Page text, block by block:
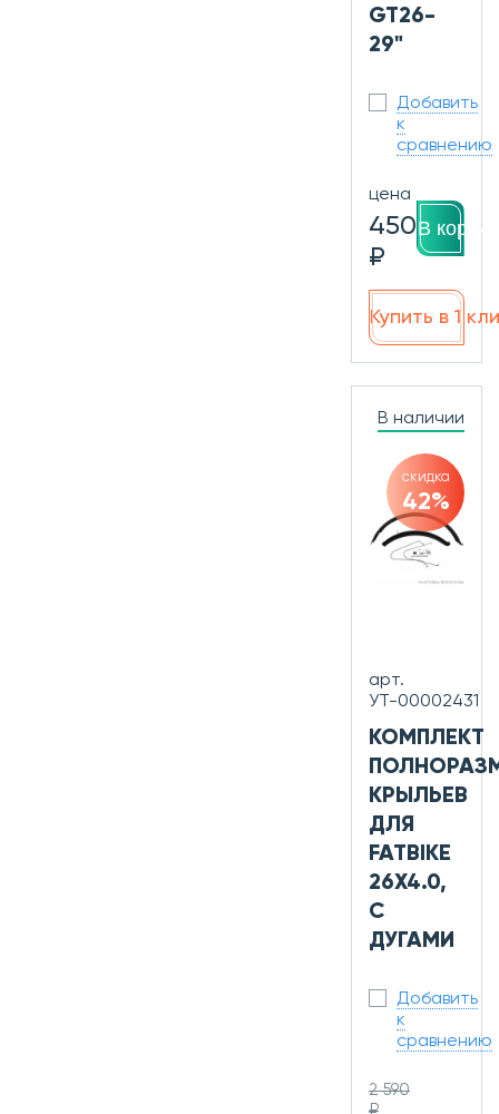
GT26-
29"
Добавить
к
сравнению
цена
450
₽
В
Купить в 1
В наличии
скидка
42%
арт.
УТ-00002431
КОМПЛЕКТ
КРЫЛЬЕВ
ДЛЯ
FATBIKE
26X4.0,
С
ДУГАМИ
Добавить
к
сравнению
2 590
₽